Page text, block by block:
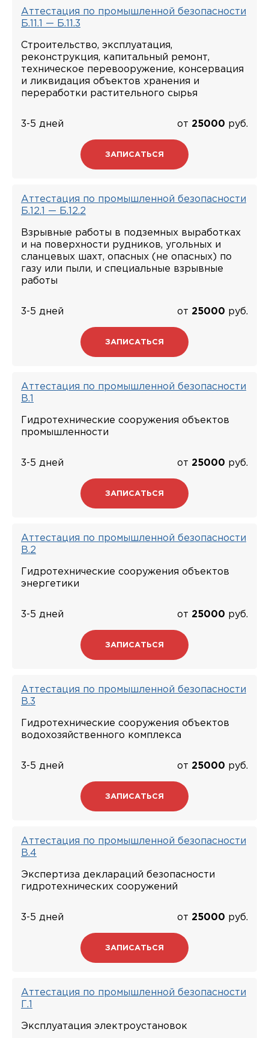
Аттестация по промышленной безопасности
Б.11.1 — Б.11.3
Строительство, эксплуатация,
реконструкция, капитальный ремонт,
техническое перевооружение, консервация
и ликвидация объектов хранения и
переработки растительного сырья
3-5 дней от 25000 руб.
ЗАПИСАТЬСЯ
Аттестация по промышленной безопасности
Б.12.1 — Б.12.2
Взрывные работы в подземных выработках
и на поверхности рудников, угольных и
сланцевых шахт, опасных (не опасных) по
газу или пыли, и специальные взрывные
работы
3-5 дней от 25000 руб.
ЗАПИСАТЬСЯ
Аттестация по промышленной безопасности
В.1
Гидротехнические сооружения объектов
промышленности
3-5 дней от 25000 руб.
ЗАПИСАТЬСЯ
Аттестация по промышленной безопасности
В.2
Гидротехнические сооружения объектов
энергетики
3-5 дней от 25000 руб.
ЗАПИСАТЬСЯ
Аттестация по промышленной безопасности
В.3
Гидротехнические сооружения объектов
водохозяйственного комплекса
3-5 дней от 25000 руб.
ЗАПИСАТЬСЯ
Аттестация по промышленной безопасности
В.4
Экспертиза деклараций безопасности
гидротехнических сооружений
3-5 дней от 25000 руб.
ЗАПИСАТЬСЯ
Аттестация по промышленной безопасности
Г.1
Эксплуатация электроустановок